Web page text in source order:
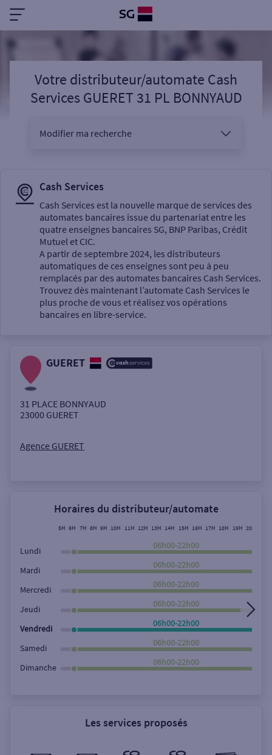
Votre distributeur/automate Cash
Services GUERET 31 PL BONNYAUD
Modifier ma recherche
Sélectionnez votre recherche
Un service
Autour de moi
Rechercher
Cash Services
Cash Services est la nouvelle marque de services des
automates bancaires issue du partenariat entre les
quatre enseignes bancaires SG, BNP Paribas, Crédit
Mutuel et CIC.
A partir de septembre 2024, les distributeurs
automatiques de ces enseignes sont peu à peu
remplacés par des automates bancaires Cash Services.
Trouvez dès maintenant l’automate Cash Services le
plus proche de vous et réalisez vos opérations
bancaires en libre-service.
GUERET
31 PLACE BONNYAUD
23000 GUERET
Agence GUERET
Horaires du distributeur/automate
5H 6H 7H 8H 9H 10H 11H 12H 13H 14H 15H 16H 17H 18H 19H 20H
Lundi
06h00-22h00
Mardi
06h00-22h00
Mercredi
06h00-22h00
Jeudi
06h00-22h00
Vendredi
06h00-22h00
Samedi
06h00-22h00
Dimanche
06h00-22h00
Les services proposés